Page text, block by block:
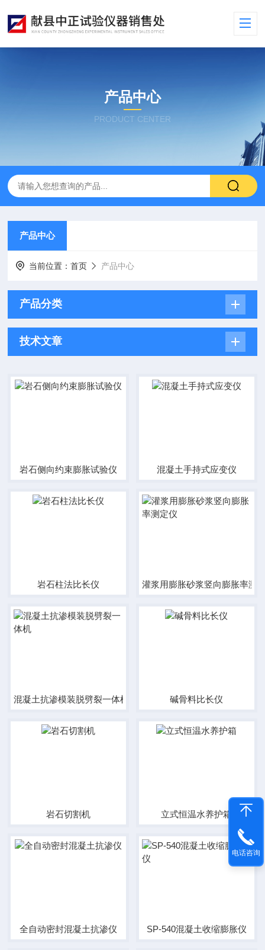
产品中心
PRODUCT CENTER
产品中心
当前位置：首页 产品中心
产品分类
技术文章
岩石侧向约束膨胀试验仪 混凝土手持式应变仪
岩石柱法比长仪 灌浆用膨胀砂浆竖向膨胀率测
混凝土抗渗模装脱劈裂一体机 碱骨料比长仪
岩石切割机 立式恒温水养护箱
全自动密封混凝土抗渗仪 SP-540混凝土收缩膨胀仪
电话咨询